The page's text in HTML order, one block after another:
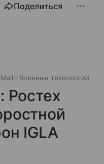
Поделиться
Военные технологии
Ростех
IGLA